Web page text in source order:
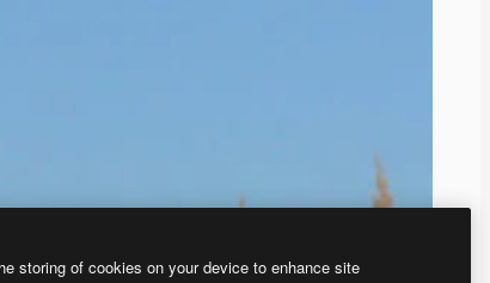
storing of cookies on your device to enhance site